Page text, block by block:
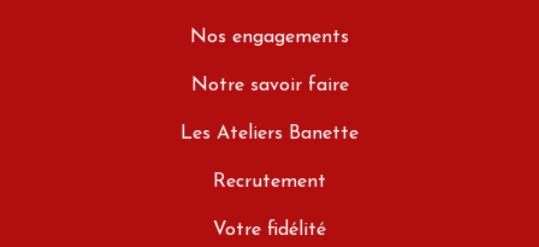
Nos engagements
Notre savoir faire
Les Ateliers Banette
Recrutement
Votre fidélité